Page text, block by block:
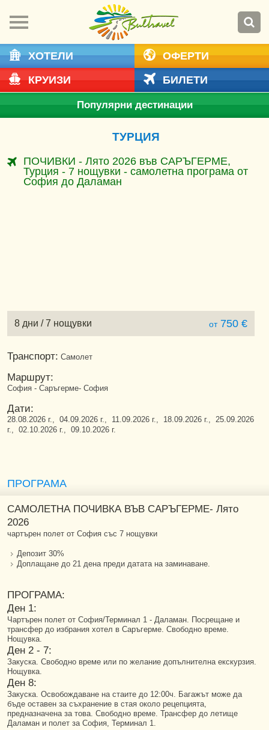
ХОТЕЛИ
ОФЕРТИ
КРУИЗИ
БИЛЕТИ
Популярни дестинации
ТУРЦИЯ
ПОЧИВКИ - Лято 2026 във САРЪГЕРМЕ,
Турция - 7 нощувки - самолетна програма от
София до Даламан
8 дни / 7 нощувки от750 €
Транспорт: Самолет
Маршрут:
София - Саръгерме- София
Дати:
28.08.2026 г., 04.09.2026 г., 11.09.2026 г., 18.09.2026 г., 25.09.2026
г., 02.10.2026 г., 09.10.2026 г.
ПРОГРАМА
САМОЛЕТНА ПОЧИВКА ВЪВ САРЪГЕРМЕ- Лято
2026
чартърен полет от София със 7 нощувки
Депозит 30%
Доплащане до 21 дена преди датата на заминаване.
ПРОГРАМА:
Ден 1:
Чартърен полет от София/Терминал 1 - Даламан. Посрещане и
трансфер до избрания хотел в Саръгерме. Свободно време.
Нощувка.
Ден 2 - 7:
Закуска. Свободно време или по желание допълнителна екскурзия.
Нощувка.
Ден 8:
Закуска. Освобождаване на стаите до 12:00ч. Багажът може да
бъде оставен за съхранение в стая около рецепцията,
предназначена за това. Свободно време. Трансфер до летище
Даламан и полет за София, Терминал 1.